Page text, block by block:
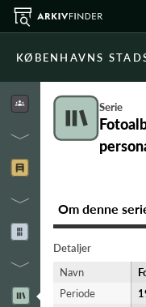
KØBENHAVNS
Serie
Om denne
Detaljer
Navn
Periode